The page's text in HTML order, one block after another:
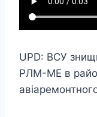
UPD: ВСУ
РЛМ-МЕ в